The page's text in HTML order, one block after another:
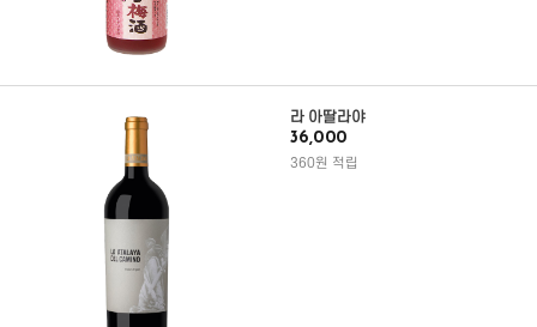
라 아딸라야
36,000
360원 적립